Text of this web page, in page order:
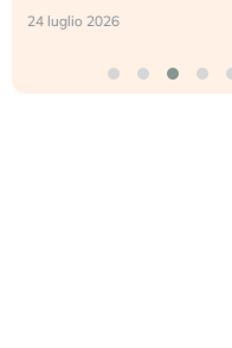
24 luglio 2026